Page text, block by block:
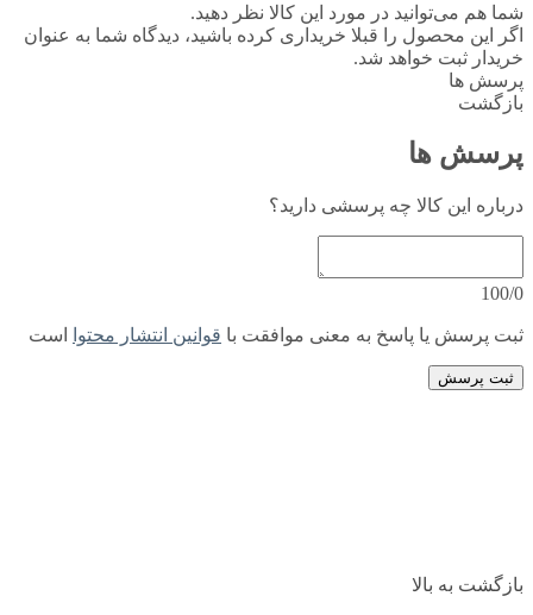
شما هم می‌توانید در مورد این کالا نظر دهید.
اگر این محصول را قبلا خریداری کرده باشید، دیدگاه شما به عنوان
خریدار ثبت خواهد شد.
پرسش ها
بازگشت
پرسش ها
درباره این کالا چه پرسشی دارید؟
100/0
ثبت پرسش یا پاسخ به معنی موافقت با قوانین انتشار محتوا است
ثبت پرسش
بازگشت به بالا